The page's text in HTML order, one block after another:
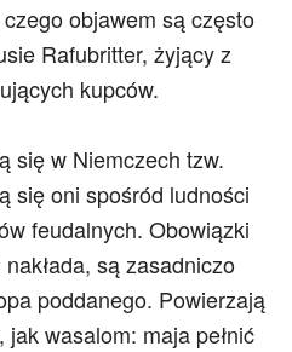
objawem są często
Rafubritter, żyjący z
kupców.
się w Niemczech tzw.
się oni spośród ludności
feudalnych. Obowiązki
są zasadniczo
poddanego. Powierzają
wasalom: maja pełnić